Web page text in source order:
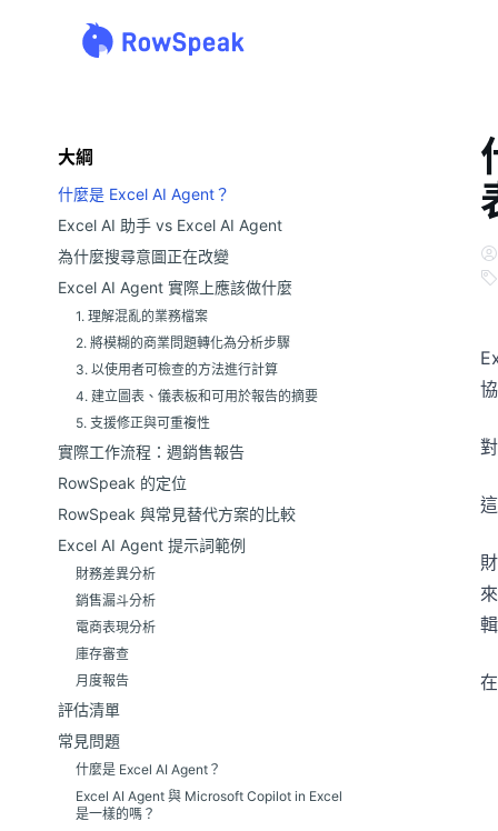
大綱
什麼是 Excel AI Agent？
Excel AI 助手 vs Excel AI Agent
為什麼搜尋意圖正在改變
Excel AI Agent 實際上應該做什麼
1. 理解混亂的業務檔案
2. 將模糊的商業問題轉化為分析步驟
3. 以使用者可檢查的方法進行計算
4. 建立圖表、儀表板和可用於報告的摘要
5. 支援修正與可重複性
實際工作流程：週銷售報告
RowSpeak 的定位
RowSpeak 與常見替代方案的比較
Excel AI Agent 提示詞範例
財務差異分析
銷售漏斗分析
電商表現分析
庫存審查
月度報告
評估清單
常見問題
什麼是 Excel AI Agent？
Excel AI Agent 與 Microsoft Copilot in Excel
是一樣的嗎？